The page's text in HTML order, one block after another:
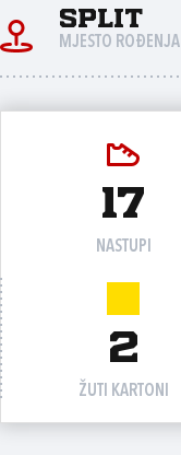
Split
MJESTO ROĐENJA
17
NASTUPI
2
ŽUTI KARTONI